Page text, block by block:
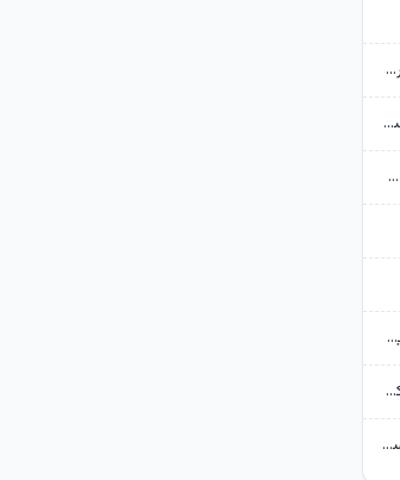
پیش‌بینی قیمت طلا، دلار و سکه امروز 15 مرداد 1405/ بازار منتظر مذاکرات تنگه هرمز
گزارش تکان‌ دهنده بانک مرکزی از سفره ایرانی‌ها؛ تورم چگونه فقرا را فقیرتر کرد؟
گره تبدیل وضعیت نیروهای شرکتی / قانون مانع است یا پیمانکاران؟
وضعیت جوی کشور در ۷۲ ساعت آینده؛ موج بارش‌های تابستانه در راه ۱۱ استان
پزشکیان: همه مردم، ایران را حفظ کردند/ بودن رهبر انقلاب قوت قلب بالایی برای ماست
بحران بنزین، فرصت فراموش‌شده سی‌ان‌جی